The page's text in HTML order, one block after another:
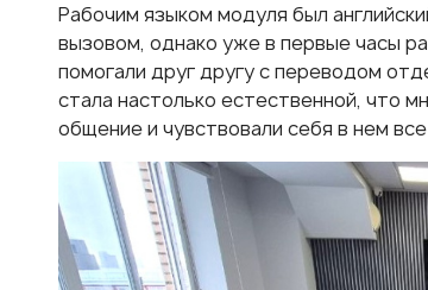
Рабочим языком модуля был
вызовом, однако уже в первые часы
помогали друг другу с переводом
стала настолько естественной, что
общение и чувствовали себя в нем